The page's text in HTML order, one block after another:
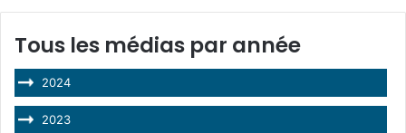
Tous les médias par année
2024
2023